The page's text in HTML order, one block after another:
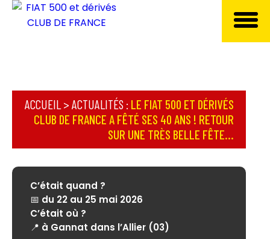
ACCUEIL > ACTUALITÉS : LE FIAT 500 ET DÉRIVÉS
CLUB DE FRANCE A FÊTÉ SES 40 ANS ! RETOUR
SUR UNE TRÈS BELLE FÊTE...
C’était quand ?
📅 du 22 au 25 mai 2026
C’était où ?
📍 à Gannat dans l’Allier (03)